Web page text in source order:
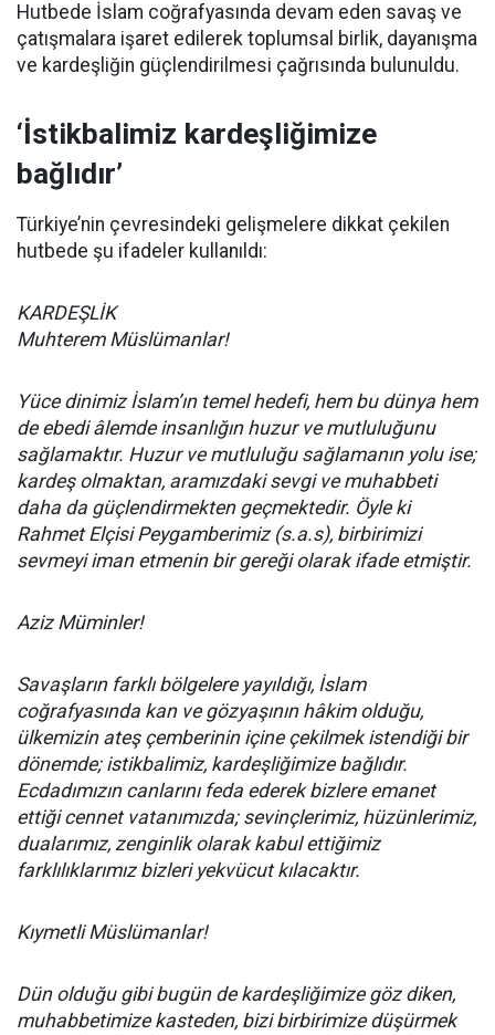
Hutbede İslam coğrafyasında devam eden savaş ve
çatışmalara işaret edilerek toplumsal birlik, dayanışma
ve kardeşliğin güçlendirilmesi çağrısında bulunuldu.
‘İstikbalimiz kardeşliğimize
bağlıdır’
Türkiye’nin çevresindeki gelişmelere dikkat çekilen
hutbede şu ifadeler kullanıldı:
KARDEŞLİK
Muhterem Müslümanlar!
Yüce dinimiz İslam’ın temel hedefi, hem bu dünya hem
de ebedi âlemde insanlığın huzur ve mutluluğunu
sağlamaktır. Huzur ve mutluluğu sağlamanın yolu ise;
kardeş olmaktan, aramızdaki sevgi ve muhabbeti
daha da güçlendirmekten geçmektedir. Öyle ki
Rahmet Elçisi Peygamberimiz (s.a.s), birbirimizi
sevmeyi iman etmenin bir gereği olarak ifade etmiştir.
Aziz Müminler!
Savaşların farklı bölgelere yayıldığı, İslam
coğrafyasında kan ve gözyaşının hâkim olduğu,
ülkemizin ateş çemberinin içine çekilmek istendiği bir
dönemde; istikbalimiz, kardeşliğimize bağlıdır.
Ecdadımızın canlarını feda ederek bizlere emanet
ettiği cennet vatanımızda; sevinçlerimiz, hüzünlerimiz,
dualarımız, zenginlik olarak kabul ettiğimiz
farklılıklarımız bizleri yekvücut kılacaktır.
Kıymetli Müslümanlar!
Dün olduğu gibi bugün de kardeşliğimize göz diken,
muhabbetimize kasteden, bizi birbirimize düşürmek